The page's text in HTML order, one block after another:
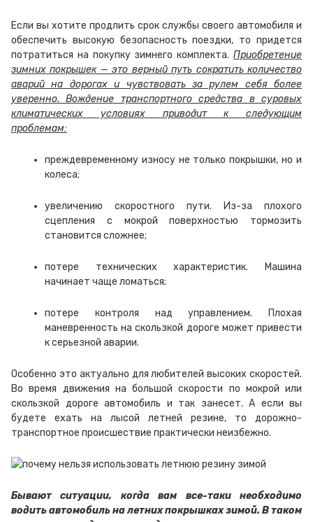
Если вы хотите продлить срок службы своего автомобиля и
обеспечить высокую безопасность поездки, то придется
потратиться на покупку зимнего комплекта. Приобретение
зимних покрышек — это верный путь сократить количество
аварий на дорогах и чувствовать за рулем себя более
уверенно. Вождение транспортного средства в суровых
климатических условиях приводит к следующим
проблемам:
преждевременному износу не только покрышки, но и
колеса;
увеличению скоростного пути. Из-за плохого
сцепления с мокрой поверхностью тормозить
становится сложнее;
потере технических характеристик. Машина
начинает чаще ломаться;
потере контроля над управлением. Плохая
маневренность на скользкой дороге может привести
к серьезной аварии.
Особенно это актуально для любителей высоких скоростей.
Во время движения на большой скорости по мокрой или
скользкой дороге автомобиль и так занесет. А если вы
будете ехать на лысой летней резине, то дорожно-
транспортное происшествие практически неизбежно.
Бывают ситуации, когда вам все-таки необходимо
водить автомобиль на летних покрышках зимой. В таком